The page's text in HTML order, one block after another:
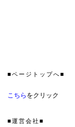
■ページトップへ■
こちらをクリック
■運営会社■